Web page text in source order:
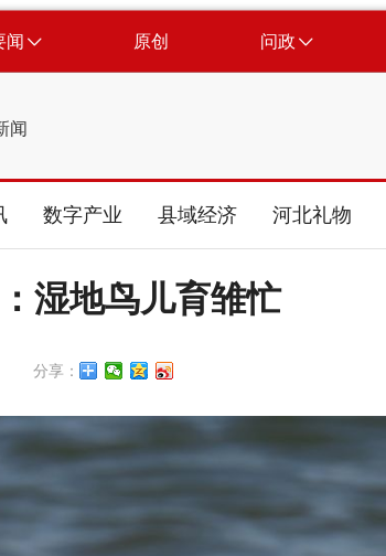
闻 原创 问政
闻
数字产业 县域经济 河北礼物
湿地鸟儿育雏忙
分享：